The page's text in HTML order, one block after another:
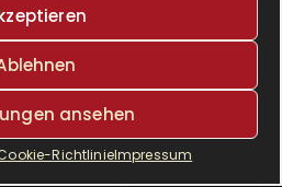
ansehen
RichtlinieImpressum
Prep & Cook
& Cook Rezepte
and Cook